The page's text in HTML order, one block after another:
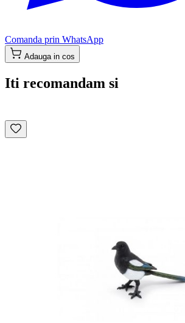
Comanda prin WhatsApp
Adauga in cos
Iti recomandam si